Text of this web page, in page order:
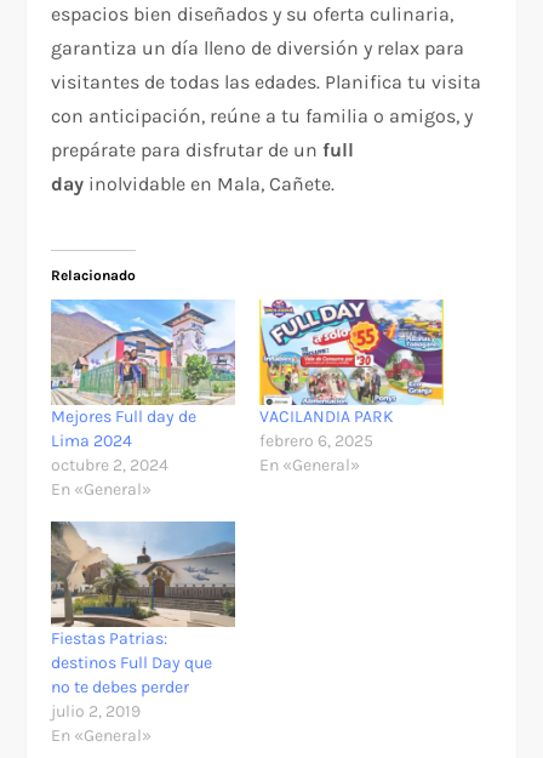
espacios bien diseñados y su oferta culinaria,
garantiza un día lleno de diversión y relax para
visitantes de todas las edades. Planifica tu visita
con anticipación, reúne a tu familia o amigos, y
prepárate para disfrutar de unfull
day inolvidable en Mala, Cañete.
Relacionado
Mejores Full day de
Lima 2024
octubre 2, 2024
En «General»
VACILANDIA PARK
febrero 6, 2025
En «General»
Fiestas Patrias:
destinos Full Day que
no te debes perder
julio 2, 2019
En «General»